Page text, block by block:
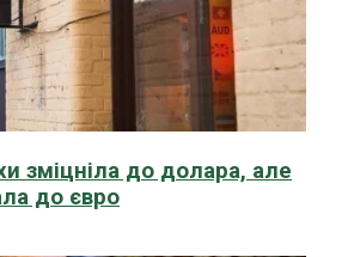
зміцніла до долара, але
до євро